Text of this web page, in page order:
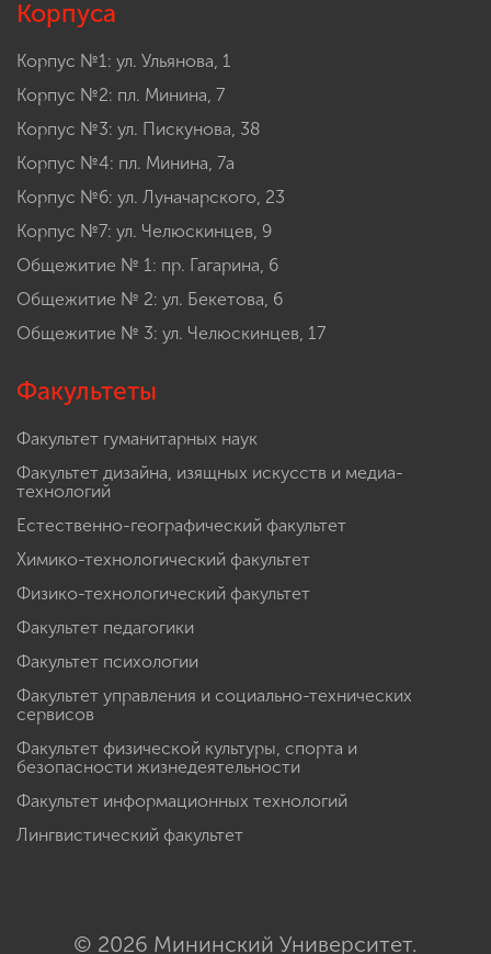
Корпуса
Корпус №1: ул. Ульянова, 1
Корпус №2: пл. Минина, 7
Корпус №3: ул. Пискунова, 38
Корпус №4: пл. Минина, 7а
Корпус №6: ул. Луначарского, 23
Корпус №7: ул. Челюскинцев, 9
Общежитие № 1: пр. Гагарина, 6
Общежитие № 2: ул. Бекетова, 6
Общежитие № 3: ул. Челюскинцев, 17
Факультеты
Факультет гуманитарных наук
Факультет дизайна, изящных искусств и медиа-
технологий
Естественно-географический факультет
Химико-технологический факультет
Физико-технологический факультет
Факультет педагогики
Факультет психологии
Факультет управления и социально-технических
сервисов
Факультет физической культуры, спорта и
безопасности жизнедеятельности
Факультет информационных технологий
Лингвистический факультет
© 2026 Мининский Университет.